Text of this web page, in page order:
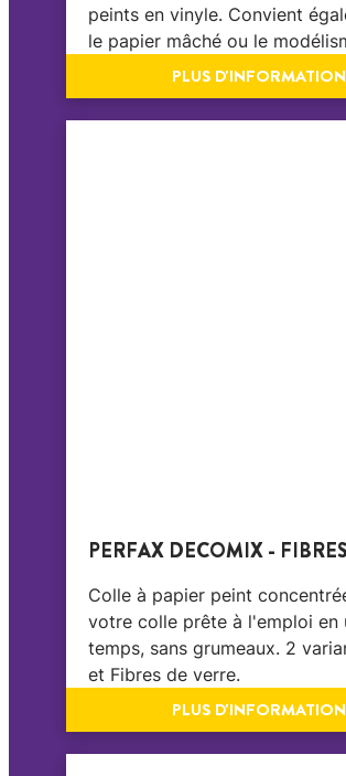
peints en vinyle. Convient
le papier mâché ou le
PLUS
PERFAX DECOMIX -
Colle à papier peint
votre colle prête à l'emploi en
temps, sans grumeaux. 2
et Fibres de verre.
PLUS